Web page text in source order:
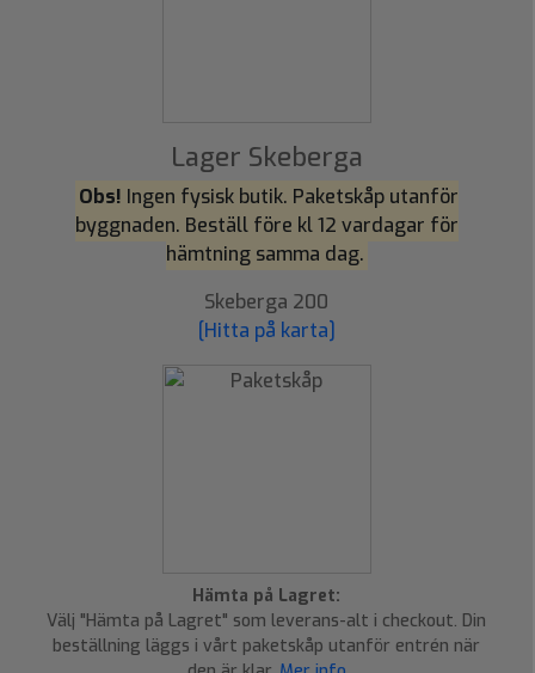
Lager Skeberga
Obs! Ingen fysisk butik. Paketskåp utanför
byggnaden. Beställ före kl 12 vardagar för
hämtning samma dag.
Skeberga 200
[Hitta på karta]
Hämta på Lagret:
Välj "Hämta på Lagret" som leverans-alt i checkout. Din
beställning läggs i vårt paketskåp utanför entrén när